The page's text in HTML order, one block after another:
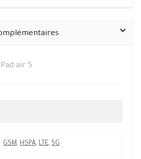
iPad air 5
GSM, HSPA, LTE, 5G